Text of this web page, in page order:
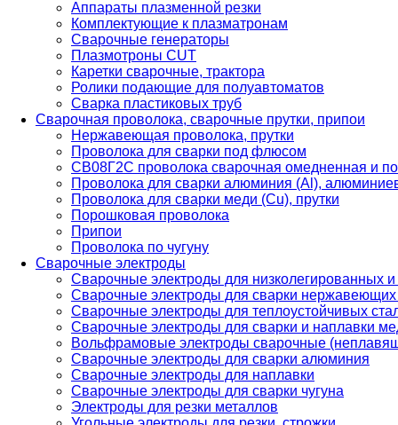
Аппараты плазменной резки
Комплектующие к плазматронам
Сварочные генераторы
Плазмотроны CUT
Каретки сварочные, трактора
Ролики подающие для полуавтоматов
Сварка пластиковых труб
Сварочная проволока, сварочные прутки, припои
Нержавеющая проволока, прутки
Проволока для сварки под флюсом
СВ08Г2С проволока сварочная омедненная и
Проволока для сварки алюминия (Al),
Проволока для сварки меди (Cu), прутки
Порошковая проволока
Припои
Проволока по чугуну
Сварочные электроды
Сварочные электроды для низколегированных и
Сварочные электроды для сварки
Сварочные электроды для теплоустойчивых
Сварочные электроды для сварки и наплавки
Вольфрамовые электроды сварочные
Сварочные электроды для сварки алюминия
Сварочные электроды для наплавки
Сварочные электроды для сварки чугуна
Электроды для резки металлов